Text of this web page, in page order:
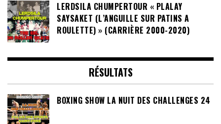
LERDSILA CHUMPERTOUR « PLALAY
SAYSAKET (L’ANGUILLE SUR PATINS A
ROULETTE) » (CARRIÈRE 2000-2020)
RÉSULTATS
BOXING SHOW LA NUIT DES CHALLENGES 24